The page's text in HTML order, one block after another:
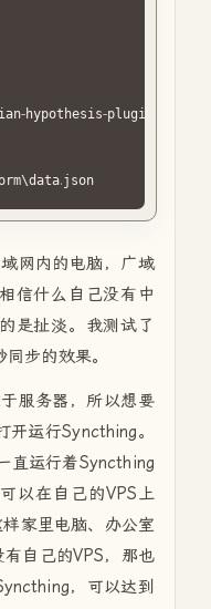
-hypothesis-plugin\data
.json
网内的电脑，广域
信什么自己没有中
是扯淡。我测试了
步的效果。
服务器，所以想要
运行Syncthing。
直运行着Syncthing
以在自己的VPS上
家里电脑、办公室
自己的VPS，那也
，可以达到